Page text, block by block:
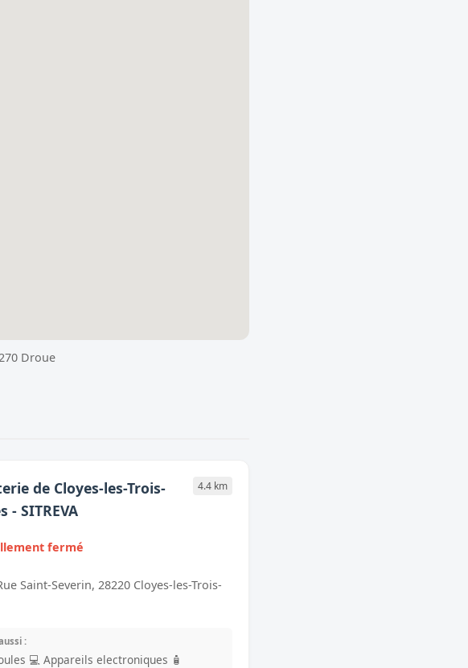
Droue
de Cloyes-les-Trois-
- SITREVA
4.4 km
fermé
Saint-Severin, 28220 Cloyes-les-Trois-
:
💻 Appareils electroniques 🧴